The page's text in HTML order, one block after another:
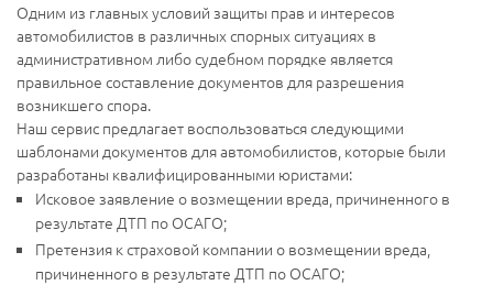
Одним из главных условий защиты прав и интересов
автомобилистов в различных спорных ситуациях в
административном либо судебном порядке является
правильное составление документов для разрешения
возникшего спора.
Наш сервис предлагает воспользоваться следующими
шаблонами документов для автомобилистов, которые были
разработаны квалифицированными юристами:
Исковое заявление о возмещении вреда, причиненного в
результате ДТП по ОСАГО;
Претензия к страховой компании о возмещении вреда,
причиненного в результате ДТП по ОСАГО;